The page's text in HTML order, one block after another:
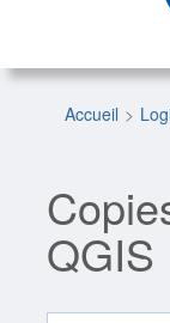
Accueil
QGIS